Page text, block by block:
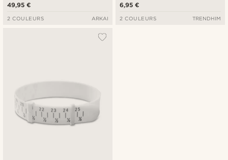
49,95 €
2 COULEURS ARKAI
6,95 €
2 COULEURS TRENDHIM